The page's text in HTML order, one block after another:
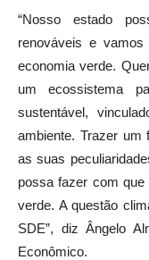
“Nosso estado
renováveis e
economia verde.
um ecossistema
sustentável,
ambiente. Trazer um
as suas
possa fazer com
verde. A questão
SDE”, diz Ângelo
Econômico.